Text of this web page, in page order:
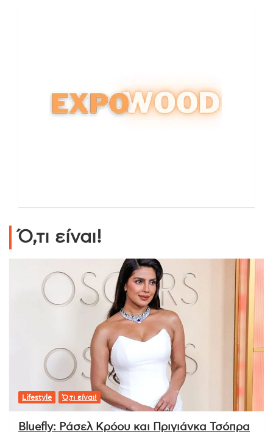
Ό,τι είναι!
Lifestyle Ό,τι είναι!
Bluefly: Ράσελ Κρόου και Πριγιάνκα Τσόπρα